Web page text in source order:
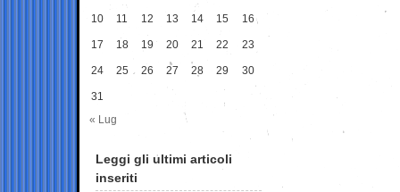
10 11 12 13 14 15 16
17 18 19 20 21 22 23
24 25 26 27 28 29 30
31
« Lug
Leggi gli ultimi articoli
inseriti